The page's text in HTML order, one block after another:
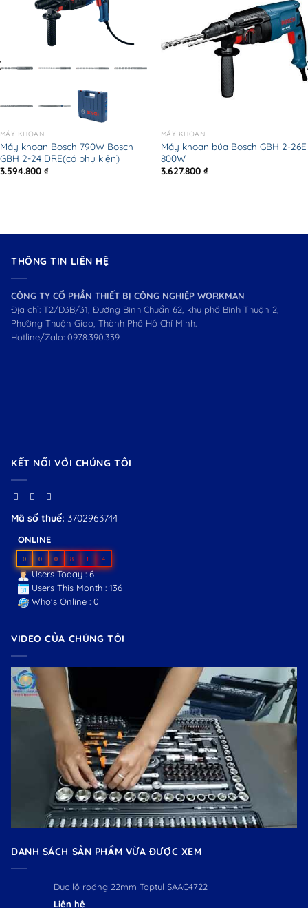
MÁY KHOAN
Máy khoan Bosch 790W Bosch
GBH 2-24 DRE(có phụ kiện)
3.594.800 ₫
MÁY KHOAN
Máy khoan búa Bosch GBH 2-26E
800W
3.627.800 ₫
THÔNG TIN LIÊN HỆ
CÔNG TY CỔ PHẦN THIẾT BỊ CÔNG NGHIỆP WORKMAN
Địa chỉ: T2/D3B/31, Đường Bình Chuẩn 62, khu phố Bình Thuận 2,
Phường Thuận Giao, Thành Phố Hồ Chí Minh.
Hotline/Zalo: 0978.390.339
KẾT NỐI VỚI CHÚNG TÔI
Mã số thuế: 3702963744
ONLINE
0 0 0 8 1 4
Users Today : 6
Users This Month : 136
Who's Online : 0
VIDEO CỦA CHÚNG TÔI
DANH SÁCH SẢN PHẨM VỪA ĐƯỢC XEM
Đục lỗ roăng 22mm Toptul SAAC4722
Liên hệ